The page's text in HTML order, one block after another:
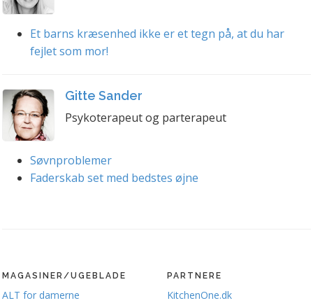
Et barns kræsenhed ikke er et tegn på, at du har
fejlet som mor!
Gitte Sander
Psykoterapeut og parterapeut
Søvnproblemer
Faderskab set med bedstes øjne
MAGASINER/UGEBLADE
ALT for damerne
PARTNERE
KitchenOne.dk